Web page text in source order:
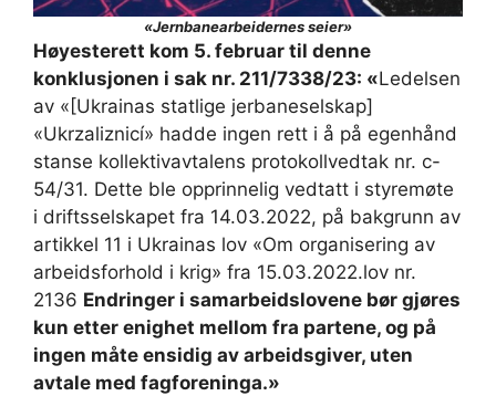
«Jernbanearbeidernes seier»
Høyesterett kom 5. februar til denne
konklusjonen i sak nr. 211/7338/23: «Ledelsen
av «[Ukrainas statlige jerbaneselskap]
«Ukrzaliznicí» hadde ingen rett i å på egenhånd
stanse kollektivavtalens protokollvedtak nr. c-
54/31. Dette ble opprinnelig vedtatt i styremøte
i driftsselskapet fra 14.03.2022, på bakgrunn av
artikkel 11 i Ukrainas lov «Om organisering av
arbeidsforhold i krig» fra 15.03.2022.lov nr.
2136 Endringer i samarbeidslovene bør gjøres
kun etter enighet mellom fra partene, og på
ingen måte ensidig av arbeidsgiver, uten
avtale med fagforeninga.»